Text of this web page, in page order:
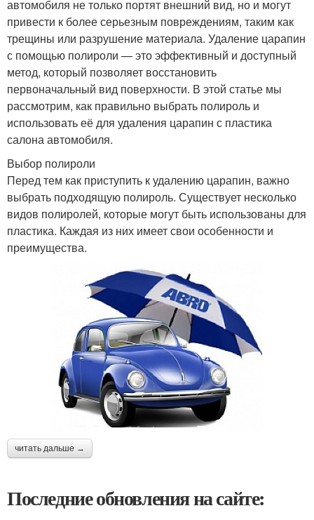
автомобиля не только портят внешний вид, но и могут
привести к более серьезным повреждениям, таким как
трещины или разрушение материала. Удаление царапин
с помощью полироли — это эффективный и доступный
метод, который позволяет восстановить
первоначальный вид поверхности. В этой статье мы
рассмотрим, как правильно выбрать полироль и
использовать её для удаления царапин с пластика
салона автомобиля.
Выбор полироли
Перед тем как приступить к удалению царапин, важно
выбрать подходящую полироль. Существует несколько
видов полиролей, которые могут быть использованы для
пластика. Каждая из них имеет свои особенности и
преимущества.
читать дальше →
Последние обновления на сайте: